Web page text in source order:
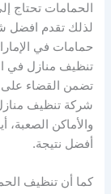
الحمامات تحتاج
لذلك تقدم افضل
حمامات في
تنظيف منازل في
تضمن القضاء
شركة تنظيف
والأماكن
أفضل نتيجة.
كما أن تنظيف